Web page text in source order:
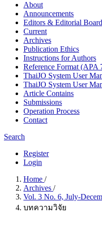
About
Announcements
Editors & Editorial Board
Current
Archives
Publication Ethics
Instructions for Authors
Reference Format (APA
ThaiJO System User
ThaiJO System User
Article Contains
Submissions
Operation Process
Contact
Search
Register
Login
Home /
Archives /
Vol. 3 No. 6, July-
บทความวิจัย